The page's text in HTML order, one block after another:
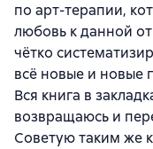
по арт-терапии,
любовь к данной
чётко
всё новые и новые
Вся книга в
возвращаюсь и
Советую таким же